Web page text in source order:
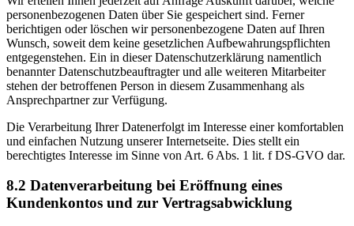
personenbezogenen Daten über Sie gespeichert sind. Ferner
berichtigen oder löschen wir personenbezogene Daten auf Ihren
Wunsch, soweit dem keine gesetzlichen Aufbewahrungspflichten
entgegenstehen. Ein in dieser Datenschutzerklärung namentlich
benannter Datenschutzbeauftragter und alle weiteren Mitarbeiter
stehen der betroffenen Person in diesem Zusammenhang als
Ansprechpartner zur Verfügung.
Die Verarbeitung Ihrer Datenerfolgt im Interesse einer komfortablen
und einfachen Nutzung unserer Internetseite. Dies stellt ein
berechtigtes Interesse im Sinne von Art. 6 Abs. 1 lit. f DS-GVO dar.
8.2 Datenverarbeitung bei Eröffnung eines
Kundenkontos und zur Vertragsabwicklung